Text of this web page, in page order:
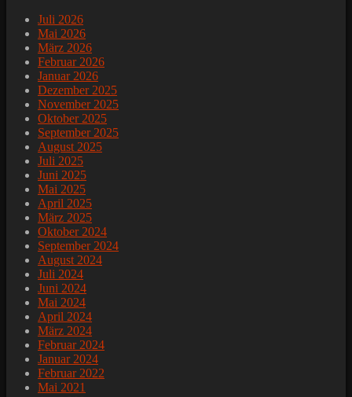
Juli 2026
Mai 2026
März 2026
Februar 2026
Januar 2026
Dezember 2025
November 2025
Oktober 2025
September 2025
August 2025
Juli 2025
Juni 2025
Mai 2025
April 2025
März 2025
Oktober 2024
September 2024
August 2024
Juli 2024
Juni 2024
Mai 2024
April 2024
März 2024
Februar 2024
Januar 2024
Februar 2022
Mai 2021